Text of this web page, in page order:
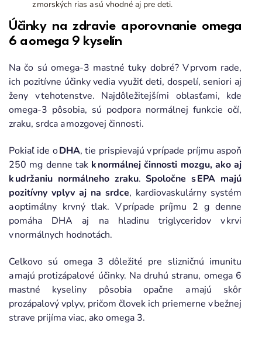
z morských rias a sú vhodné aj pre deti.
Účinky na zdravie a porovnanie omega
6 a omega 9 kyselín
Na čo sú omega-3 mastné tuky dobré? V prvom rade,
ich pozitívne účinky vedia využiť deti, dospelí, seniori aj
ženy v tehotenstve. Najdôležitejšími oblasťami, kde
omega-3 pôsobia, sú podpora normálnej funkcie očí,
zraku, srdca a mozgovej činnosti.
Pokiaľ ide oDHA, tie prispievajú v prípade príjmu aspoň
250 mg denne tak k normálnej činnosti mozgu, ako aj
k udržaniu normálneho zraku.Spoločne s EPA majú
pozitívny vplyv aj na srdce, kardiovaskulárny systém
a optimálny krvný tlak. V prípade príjmu 2 g denne
pomáha DHA aj na hladinu triglyceridov v krvi
v normálnych hodnotách.
Celkovo sú omega 3 dôležité pre slizničnú imunitu
a majú protizápalové účinky. Na druhú stranu, omega 6
mastné kyseliny pôsobia opačne a majú skôr
prozápalový vplyv, pričom človek ich priemerne v bežnej
strave prijíma viac, ako omega 3.